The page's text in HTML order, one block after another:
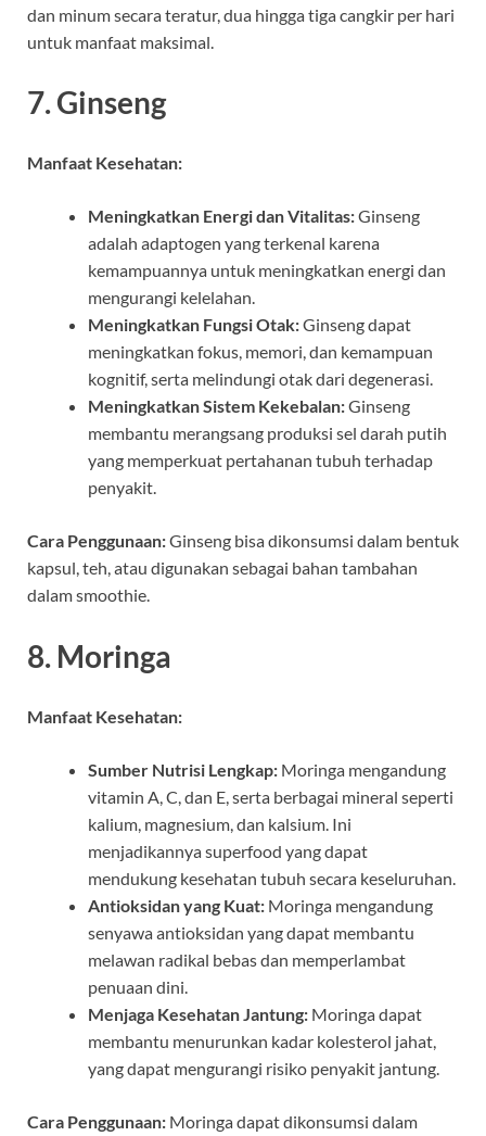
dan minum secara teratur, dua hingga tiga cangkir per hari
untuk manfaat maksimal.
7.Ginseng
Manfaat Kesehatan:
Meningkatkan Energi dan Vitalitas:Ginseng
adalah adaptogen yang terkenal karena
kemampuannya untuk meningkatkan energi dan
mengurangi kelelahan.
Meningkatkan Fungsi Otak:Ginseng dapat
meningkatkan fokus, memori, dan kemampuan
kognitif, serta melindungi otak dari degenerasi.
Meningkatkan Sistem Kekebalan:Ginseng
membantu merangsang produksi sel darah putih
yang memperkuat pertahanan tubuh terhadap
penyakit.
Cara Penggunaan:Ginseng bisa dikonsumsi dalam bentuk
kapsul, teh, atau digunakan sebagai bahan tambahan
dalam smoothie.
8. Moringa
Manfaat Kesehatan:
Sumber Nutrisi Lengkap: Moringa mengandung
vitamin A, C, dan E, serta berbagai mineral seperti
kalium, magnesium, dan kalsium. Ini
menjadikannya superfood yang dapat
mendukung kesehatan tubuh secara keseluruhan.
Antioksidan yang Kuat: Moringa mengandung
senyawa antioksidan yang dapat membantu
melawan radikal bebas dan memperlambat
penuaan dini.
Menjaga Kesehatan Jantung: Moringa dapat
membantu menurunkan kadar kolesterol jahat,
yang dapat mengurangi risiko penyakit jantung.
Cara Penggunaan: Moringa dapat dikonsumsi dalam